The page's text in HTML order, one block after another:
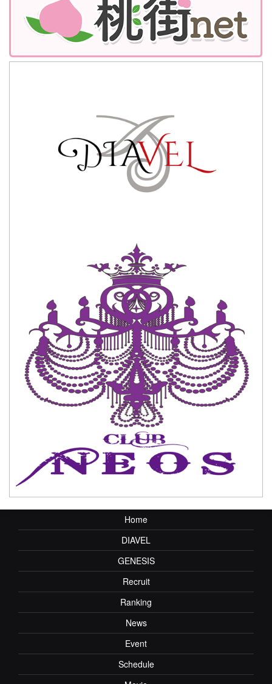
Home
DIAVEL
GENESIS
Recruit
Ranking
News
Event
Schedule